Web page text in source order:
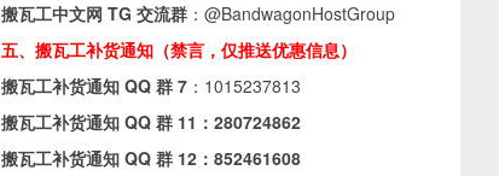
搬瓦工中文网 TG 交流群 ： @BandwagonHostGroup
五、搬瓦工补货通知（禁言，仅推送优惠信息）
搬瓦工补货通知 QQ 群 7 ： 1015237813
搬瓦工补货通知 QQ 群 11： 280724862
搬瓦工补货通知 QQ 群 12： 852461608